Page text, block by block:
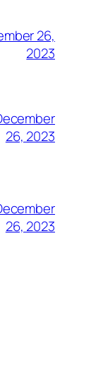
26,
2023
26, 2023
26, 2023